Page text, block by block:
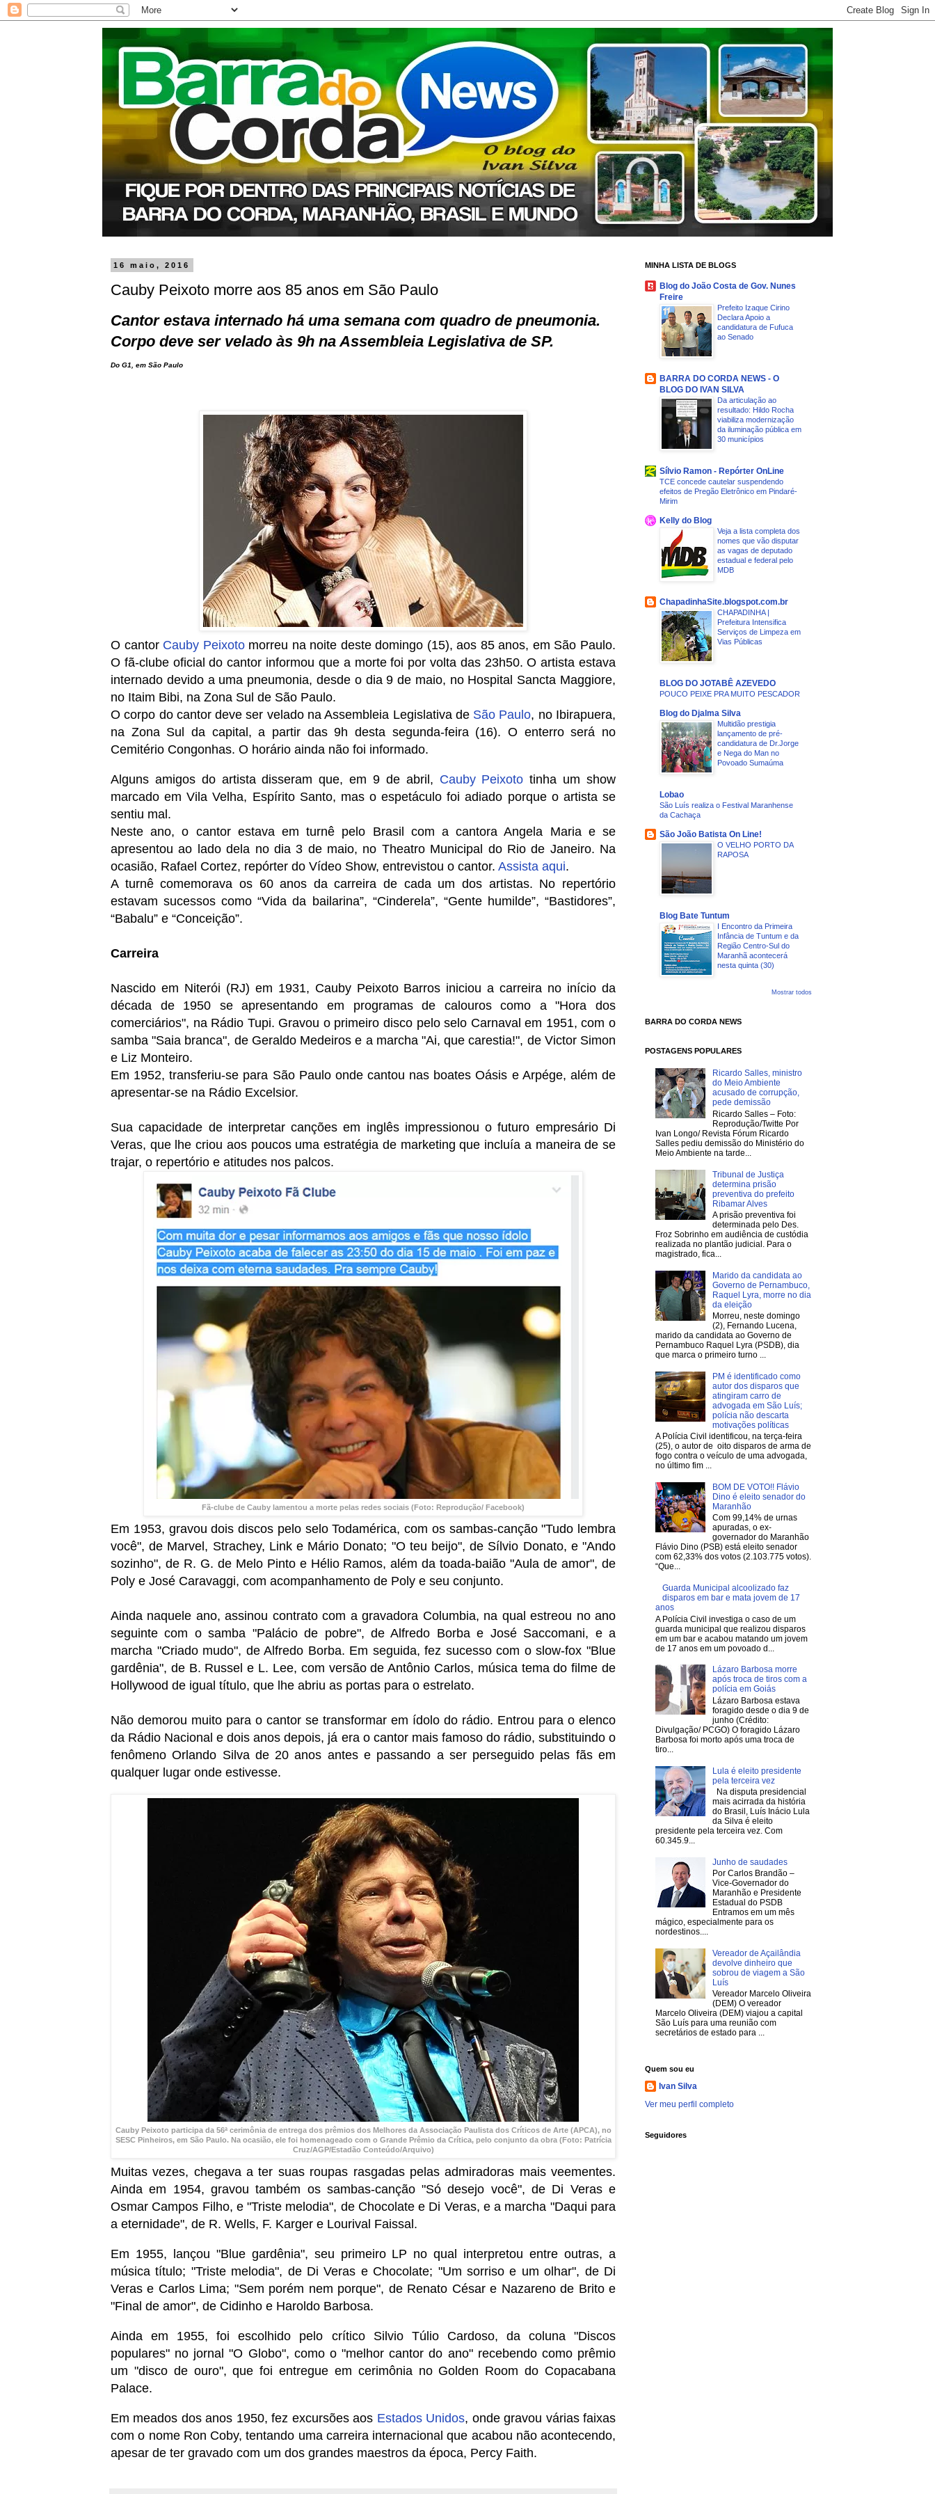
16 maio, 2016
Cauby Peixoto morre aos 85 anos em São Paulo
Cantor estava internado há uma semana com quadro de pneumonia.
Corpo deve ser velado às 9h na Assembleia Legislativa de SP.
Do G1, em São Paulo
O cantor Cauby Peixotomorreu na noite deste domingo (15), aos 85 anos, em São Paulo.
O fã-clube oficial do cantor informou que a morte foi por volta das 23h50. O artista estava
internado devido a uma pneumonia, desde o dia 9 de maio, no Hospital Sancta Maggiore,
no Itaim Bibi, na Zona Sul de São Paulo.
O corpo do cantor deve ser velado na Assembleia Legislativa de São Paulo, no Ibirapuera,
na Zona Sul da capital, a partir das 9h desta segunda-feira (16). O enterro será no
Cemitério Congonhas. O horário ainda não foi informado.
Alguns amigos do artista disseram que, em 9 de abril, Cauby Peixoto tinha um show
marcado em Vila Velha, Espírito Santo, mas o espetáculo foi adiado porque o artista se
sentiu mal.
Neste ano, o cantor estava em turnê pelo Brasil com a cantora Angela Maria e se
apresentou ao lado dela no dia 3 de maio, no Theatro Municipal do Rio de Janeiro. Na
ocasião, Rafael Cortez, repórter do Vídeo Show, entrevistou o cantor. Assista aqui.
A turnê comemorava os 60 anos da carreira de cada um dos artistas. No repertório
estavam sucessos como “Vida da bailarina”, “Cinderela”, “Gente humilde”, “Bastidores”,
“Babalu” e “Conceição”.
Carreira
Nascido em Niterói (RJ) em 1931, Cauby Peixoto Barros iniciou a carreira no início da
década de 1950 se apresentando em programas de calouros como a "Hora dos
comerciários", na Rádio Tupi. Gravou o primeiro disco pelo selo Carnaval em 1951, com o
samba "Saia branca", de Geraldo Medeiros e a marcha "Ai, que carestia!", de Victor Simon
e Liz Monteiro.
Em 1952, transferiu-se para São Paulo onde cantou nas boates Oásis e Arpége, além de
apresentar-se na Rádio Excelsior.
Sua capacidade de interpretar canções em inglês impressionou o futuro empresário Di
Veras, que lhe criou aos poucos uma estratégia de marketing que incluía a maneira de se
trajar, o repertório e atitudes nos palcos.
Fã-clube de Cauby lamentou a morte pelas redes sociais (Foto: Reprodução/ Facebook)
Em 1953, gravou dois discos pelo selo Todamérica, com os sambas-canção "Tudo lembra
você", de Marvel, Strachey, Link e Mário Donato; "O teu beijo", de Sílvio Donato, e "Ando
sozinho", de R. G. de Melo Pinto e Hélio Ramos, além da toada-baião "Aula de amor", de
Poly e José Caravaggi, com acompanhamento de Poly e seu conjunto.
Ainda naquele ano, assinou contrato com a gravadora Columbia, na qual estreou no ano
seguinte com o samba "Palácio de pobre", de Alfredo Borba e José Saccomani, e a
marcha "Criado mudo", de Alfredo Borba. Em seguida, fez sucesso com o slow-fox "Blue
gardênia", de B. Russel e L. Lee, com versão de Antônio Carlos, música tema do filme de
Hollywood de igual título, que lhe abriu as portas para o estrelato.
Não demorou muito para o cantor se transformar em ídolo do rádio. Entrou para o elenco
da Rádio Nacional e dois anos depois, já era o cantor mais famoso do rádio, substituindo o
fenômeno Orlando Silva de 20 anos antes e passando a ser perseguido pelas fãs em
qualquer lugar onde estivesse.
Cauby Peixoto participa da 56ª cerimônia de entrega dos prêmios dos Melhores da Associação Paulista dos Críticos de Arte (APCA), no
SESC Pinheiros, em São Paulo. Na ocasião, ele foi homenageado com o Grande Prêmio da Crítica, pelo conjunto da obra (Foto: Patrícia
Cruz/AGP/Estadão Conteúdo/Arquivo)
Muitas vezes, chegava a ter suas roupas rasgadas pelas admiradoras mais veementes.
Ainda em 1954, gravou também os sambas-canção "Só desejo você", de Di Veras e
Osmar Campos Filho, e "Triste melodia", de Chocolate e Di Veras, e a marcha "Daqui para
a eternidade", de R. Wells, F. Karger e Lourival Faissal.
Em 1955, lançou "Blue gardênia", seu primeiro LP no qual interpretou entre outras, a
música título; "Triste melodia", de Di Veras e Chocolate; "Um sorriso e um olhar", de Di
Veras e Carlos Lima; "Sem porém nem porque", de Renato César e Nazareno de Brito e
"Final de amor", de Cidinho e Haroldo Barbosa.
Ainda em 1955, foi escolhido pelo crítico Silvio Túlio Cardoso, da coluna "Discos
populares" no jornal "O Globo", como o "melhor cantor do ano" recebendo como prêmio
um "disco de ouro", que foi entregue em cerimônia no Golden Room do Copacabana
Palace.
Em meados dos anos 1950, fez excursões aos Estados Unidos, onde gravou várias faixas
com o nome Ron Coby, tentando uma carreira internacional que acabou não acontecendo,
apesar de ter gravado com um dos grandes maestros da época, Percy Faith.
MINHA LISTA DE BLOGS
Blog do João Costa de Gov. Nunes
Freire
Prefeito Izaque Cirino
Declara Apoio a
candidatura de Fufuca
ao Senado
BARRA DO CORDA NEWS - O
BLOG DO IVAN SILVA
Da articulação ao
resultado: Hildo Rocha
viabiliza modernização
da iluminação pública em
30 municípios
Sílvio Ramon - Repórter OnLine
TCE concede cautelar suspendendo
efeitos de Pregão Eletrônico em Pindaré-
Mirim
Kelly do Blog
Veja a lista completa dos
nomes que vão disputar
as vagas de deputado
estadual e federal pelo
MDB
ChapadinhaSite.blogspot.com.br
CHAPADINHA |
Prefeitura Intensifica
Serviços de Limpeza em
Vias Públicas
BLOG DO JOTABÊ AZEVEDO
POUCO PEIXE PRA MUITO PESCADOR
Blog do Djalma Silva
Multidão prestigia
lançamento de pré-
candidatura de Dr.Jorge
e Nega do Man no
Povoado Sumaúma
Lobao
São Luís realiza o Festival Maranhense
da Cachaça
São João Batista On Line!
O VELHO PORTO DA
RAPOSA
Blog Bate Tuntum
I Encontro da Primeira
Infância de Tuntum e da
Região Centro-Sul do
Maranhã acontecerá
nesta quinta (30)
Mostrar todos
BARRA DO CORDA NEWS
POSTAGENS POPULARES
Ricardo Salles, ministro
do Meio Ambiente
acusado de corrupção,
pede demissão
Ricardo Salles – Foto:
Reprodução/Twitte Por
Ivan Longo/ Revista Fórum Ricardo
Salles pediu demissão do Ministério do
Meio Ambiente na tarde...
Tribunal de Justiça
determina prisão
preventiva do prefeito
Ribamar Alves
A prisão preventiva foi
determinada pelo Des.
Froz Sobrinho em audiência de custódia
realizada no plantão judicial. Para o
magistrado, fica...
Marido da candidata ao
Governo de Pernambuco,
Raquel Lyra, morre no dia
da eleição
Morreu, neste domingo
(2), Fernando Lucena,
marido da candidata ao Governo de
Pernambuco Raquel Lyra (PSDB), dia
que marca o primeiro turno ...
PM é identificado como
autor dos disparos que
atingiram carro de
advogada em São Luís;
polícia não descarta
motivações políticas
A Polícia Civil identificou, na terça-feira
(25), o autor de oito disparos de arma de
fogo contra o veículo de uma advogada,
no último fim ...
BOM DE VOTO!! Flávio
Dino é eleito senador do
Maranhão
Com 99,14% de urnas
apuradas, o ex-
governador do Maranhão
Flávio Dino (PSB) está eleito senador
com 62,33% dos votos (2.103.775 votos).
“Que...
Guarda Municipal alcoolizado faz
disparos em bar e mata jovem de 17
anos
A Polícia Civil investiga o caso de um
guarda municipal que realizou disparos
em um bar e acabou matando um jovem
de 17 anos em um povoado d...
Lázaro Barbosa morre
após troca de tiros com a
polícia em Goiás
Lázaro Barbosa estava
foragido desde o dia 9 de
junho (Crédito:
Divulgação/ PCGO) O foragido Lázaro
Barbosa foi morto após uma troca de
tiro...
Lula é eleito presidente
pela terceira vez
Na disputa presidencial
mais acirrada da história
do Brasil, Luís Inácio Lula
da Silva é eleito
presidente pela terceira vez. Com
60.345.9...
Junho de saudades
Por Carlos Brandão –
Vice-Governador do
Maranhão e Presidente
Estadual do PSDB
Entramos em um mês
mágico, especialmente para os
nordestinos....
Vereador de Açailândia
devolve dinheiro que
sobrou de viagem a São
Luís
Vereador Marcelo Oliveira
(DEM) O vereador
Marcelo Oliveira (DEM) viajou a capital
São Luís para uma reunião com
secretários de estado para ...
Quem sou eu
Ivan Silva
Ver meu perfil completo
Seguidores